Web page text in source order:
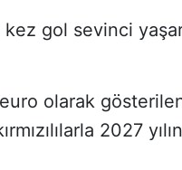
kez gol sevinci
olarak
2027